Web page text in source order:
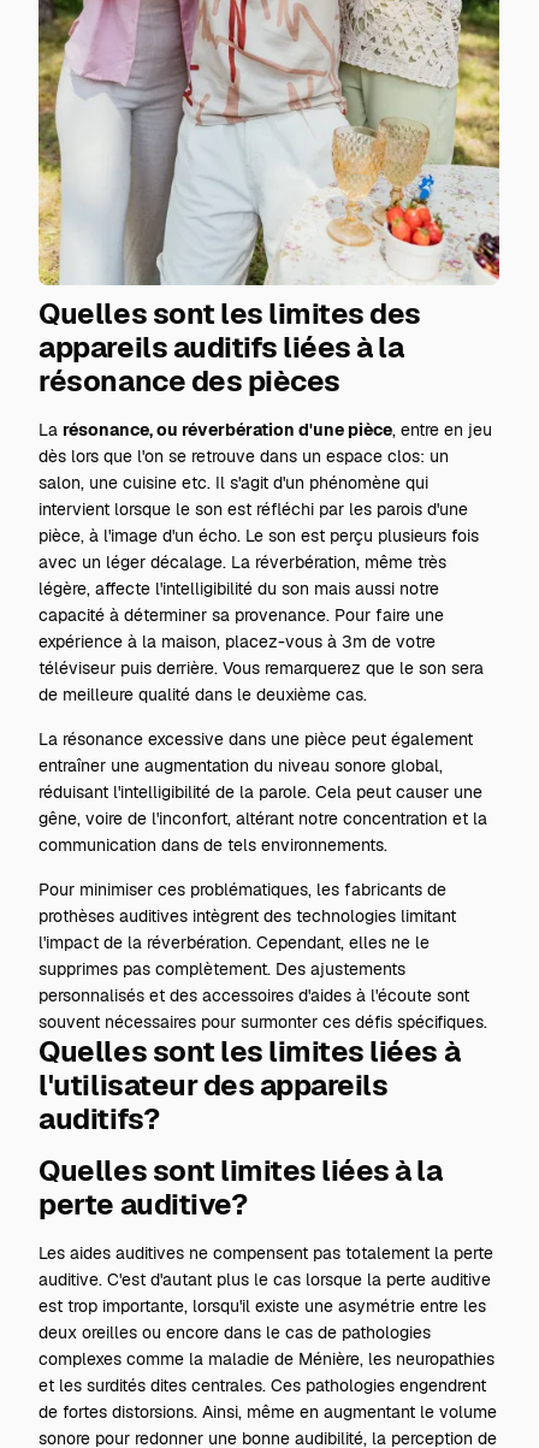
Quelles sont les limites des
appareils auditifs liées à la
résonance des pièces
La résonance, ou réverbération d'une pièce, entre en jeu
dès lors que l'on se retrouve dans un espace clos: un
salon, une cuisine etc. Il s'agit d'un phénomène qui
intervient lorsque le son est réfléchi par les parois d'une
pièce, à l'image d'un écho. Le son est perçu plusieurs fois
avec un léger décalage. La réverbération, même très
légère, affecte l'intelligibilité du son mais aussi notre
capacité à déterminer sa provenance. Pour faire une
expérience à la maison, placez-vous à 3m de votre
téléviseur puis derrière. Vous remarquerez que le son sera
de meilleure qualité dans le deuxième cas.
La résonance excessive dans une pièce peut également
entraîner une augmentation du niveau sonore global,
réduisant l'intelligibilité de la parole. Cela peut causer une
gêne, voire de l'inconfort, altérant notre concentration et la
communication dans de tels environnements.
Pour minimiser ces problématiques, les fabricants de
prothèses auditives intègrent des technologies limitant
l'impact de la réverbération. Cependant, elles ne le
supprimes pas complètement. Des ajustements
personnalisés et des accessoires d'aides à l'écoute sont
souvent nécessaires pour surmonter ces défis spécifiques.
Quelles sont les limites liées à
l'utilisateur des appareils
auditifs?
Quelles sont limites liées à la
perte auditive?
Lesaides auditives ne compensent pas totalement la perte
auditive. C'est d'autant plus le cas lorsque la perte auditive
est trop importante, lorsqu'il existe une asymétrie entre les
deux oreilles ou encore dans le cas de pathologies
complexes comme la maladie de Ménière, les neuropathies
et les surdités dites centrales. Ces pathologies engendrent
de fortes distorsions. Ainsi, même en augmentant le volume
sonore pour redonner une bonne audibilité, la perception de